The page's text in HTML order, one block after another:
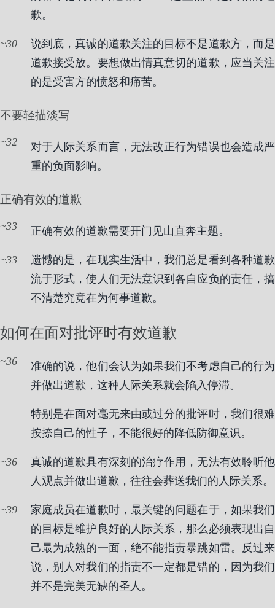
歉。
30
说到底，真诚的道歉关注的目标不是道歉方，而是
道歉接受放。要想做出情真意切的道歉，应当关注
的是受害方的愤怒和痛苦。
不要轻描淡写
32
对于人际关系而言，无法改正行为错误也会造成严
重的负面影响。
正确有效的道歉
33 正确有效的道歉需要开门见山直奔主题。
33
遗憾的是，在现实生活中，我们总是看到各种道歉
流于形式，使人们无法意识到各自应负的责任，搞
不清楚究竟在为何事道歉。
如何在面对批评时有效道歉
36
准确的说，他们会认为如果我们不考虑自己的行为
并做出道歉，这种人际关系就会陷入停滞。
特别是在面对毫无来由或过分的批评时，我们很难
按捺自己的性子，不能很好的降低防御意识。
36
真诚的道歉具有深刻的治疗作用，无法有效聆听他
人观点并做出道歉，往往会葬送我们的人际关系。
39
家庭成员在道歉时，最关键的问题在于，如果我们
的目标是维护良好的人际关系，那么必须表现出自
己最为成熟的一面，绝不能指责暴跳如雷。反过来
说，别人对我们的指责不一定都是错的，因为我们
并不是完美无缺的圣人。